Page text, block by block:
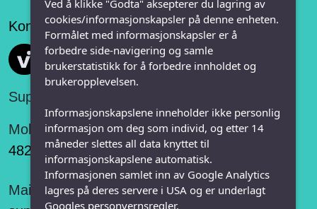
Konseptet er levert av
Vi FRITID
Support:
Mobil:
482 75 848
Mail:
Ved å klikke "Godta" aksepterer du lagring av
cookies/informasjonskapsler på denne enheten.
Formålet med informasjonskapsler er å
forbedre side-navigering og samle
brukerstatistikk for å forbedre innholdet og
brukeropplevelsen.
Informasjonskapslene inneholder ikke personlig
informasjon om deg som individ, og etter 14
måneder slettes all data knyttet til
informasjonskapslene automatisk.
Informasjonen samlet inn av Google Analytics
lagres på deres servere i USA og er underlagt
Googles personvernsregler.